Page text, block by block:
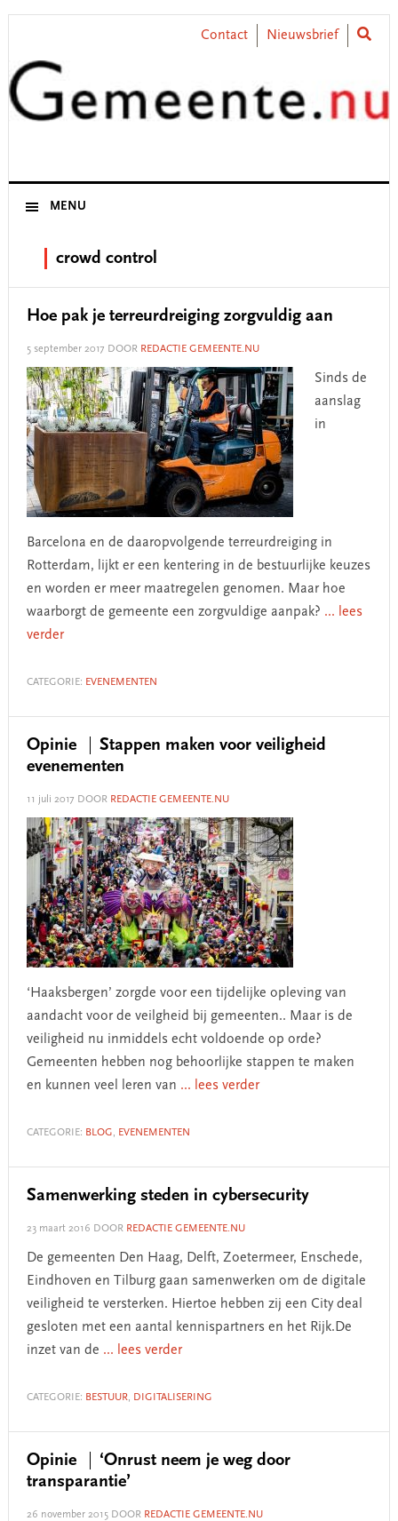
Skip
primary
navigation
Skip
content
Skip
primary
sidebar
Skip
footer
Contact Nieuwsbrief
MENU
crowd control
Hoe pak je terreurdreiging zorgvuldig aan
5 september 2017 DOOR REDACTIE GEMEENTE.NU
Sinds de
aanslag
in
Barcelona en de daaropvolgende terreurdreiging in
Rotterdam, lijkt er een kentering in de bestuurlijke keuzes
en worden er meer maatregelen genomen. Maar hoe
waarborgt de gemeente een zorgvuldige aanpak? ... lees
verder
CATEGORIE: EVENEMENTEN
Opinie
Stappen maken voor veiligheid
evenementen
11 juli 2017 DOOR REDACTIE GEMEENTE.NU
‘Haaksbergen’ zorgde voor een tijdelijke opleving van
aandacht voor de veilgheid bij gemeenten.. Maar is de
veiligheid nu inmiddels echt voldoende op orde?
Gemeenten hebben nog behoorlijke stappen te maken
en kunnen veel leren van ... lees verder
CATEGORIE: BLOG, EVENEMENTEN
Samenwerking steden in cybersecurity
23 maart 2016 DOOR REDACTIE GEMEENTE.NU
De gemeenten Den Haag, Delft, Zoetermeer, Enschede,
Eindhoven en Tilburg gaan samenwerken om de digitale
veiligheid te versterken. Hiertoe hebben zij een City deal
gesloten met een aantal kennispartners en het Rijk.De
inzet van de ... lees verder
CATEGORIE: BESTUUR, DIGITALISERING
Opinie
‘Onrust neem je weg door
transparantie’
26 november 2015DOOR REDACTIE GEMEENTE.NU